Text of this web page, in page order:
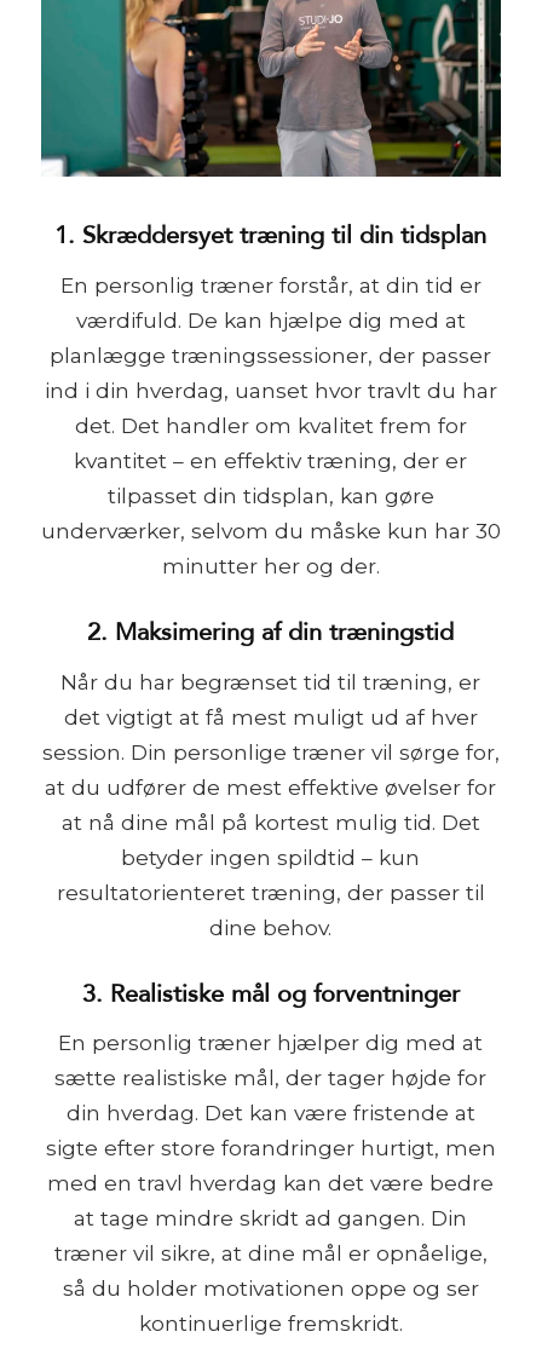
1. Skræddersyet træning til din tidsplan
En personlig træner forstår, at din tid er
værdifuld. De kan hjælpe dig med at
planlægge træningssessioner, der passer
ind i din hverdag, uanset hvor travlt du har
det. Det handler om kvalitet frem for
kvantitet – en effektiv træning, der er
tilpasset din tidsplan, kan gøre
underværker, selvom du måske kun har 30
minutter her og der.
2. Maksimering af din træningstid
Når du har begrænset tid til træning, er
det vigtigt at få mest muligt ud af hver
session. Din personlige træner vil sørge for,
at du udfører de mest effektive øvelser for
at nå dine mål på kortest mulig tid. Det
betyder ingen spildtid – kun
resultatorienteret træning, der passer til
dine behov.
3. Realistiske mål og forventninger
En personlig træner hjælper dig med at
sætte realistiske mål, der tager højde for
din hverdag. Det kan være fristende at
sigte efter store forandringer hurtigt, men
med en travl hverdag kan det være bedre
at tage mindre skridt ad gangen. Din
træner vil sikre, at dine mål er opnåelige,
så du holder motivationen oppe og ser
kontinuerlige fremskridt.